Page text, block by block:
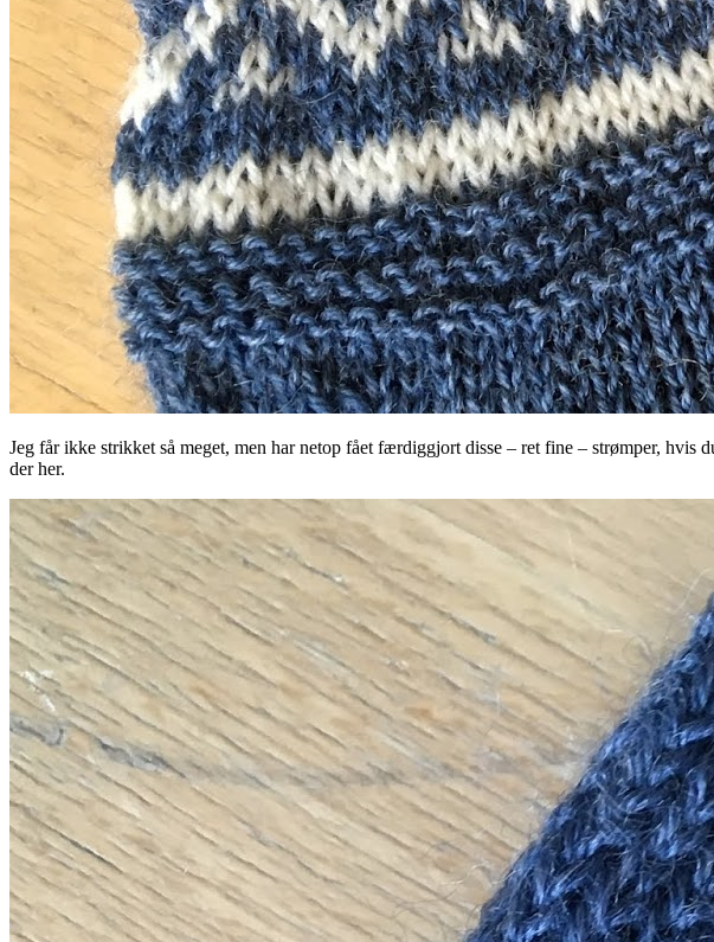
Jeg får ikke strikket så meget, men har netop fået færdiggjort disse – ret fine – strømper,
der her.